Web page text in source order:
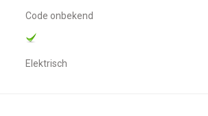
code onbekend
Elektrisch